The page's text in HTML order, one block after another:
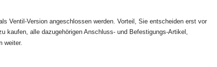
Ventil-Version angeschlossen werden. Vorteil, Sie entscheiden erst vor
kaufen, alle dazugehörigen Anschluss- und Befestigungs-Artikel,
weiter.